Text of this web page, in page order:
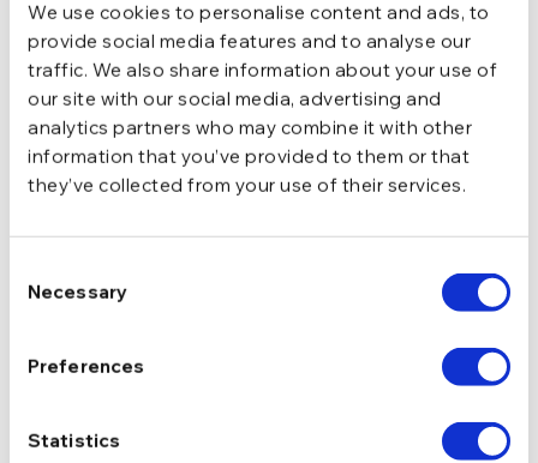
We use cookies to personalise content and ads, to
provide social media features and to analyse our
traffic. We also share information about your use of
our site with our social media, advertising and
analytics partners who may combine it with other
information that you’ve provided to them or that
they’ve collected from your use of their services.
Selection
Necessary
Preferences
Statistics
Cercei din argint Manissi
219,99lei
Cercei din argint Manissi